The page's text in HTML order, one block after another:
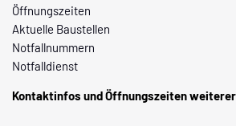
Öffnungszeiten
Aktuelle Baustellen
Notfallnummern
Notfalldienst
Kontaktinfos und Öffnungszeiten